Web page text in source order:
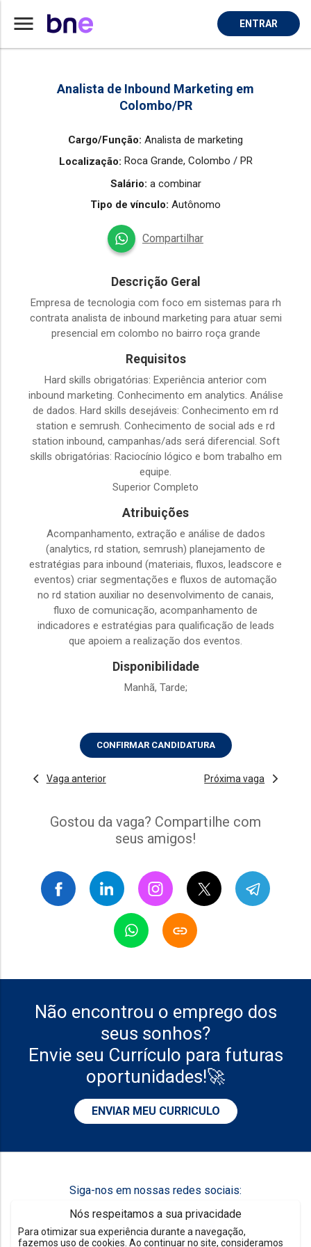
menu ENTRAR
Home Vaga de Analista De Marketing em Colombo
Nós respeitamos a sua privacidade
Para otimizar sua experiência durante a navegação,
fazemos uso de cookies. Ao continuar no site, consideramos
Analista de Inbound Marketing em
Colombo/PR
Cargo/Função: Analista de marketing
Localização: Roca Grande, Colombo / PR
Salário: a combinar
Tipo de vínculo: Autônomo
Compartilhar
Descrição Geral
Empresa de tecnologia com foco em sistemas para rh
contrata analista de inbound marketing para atuar semi
presencial em colombo no bairro roça grande
Requisitos
Hard skills obrigatórias: Experiência anterior com
inbound marketing. Conhecimento em analytics. Análise
de dados. Hard skills desejáveis: Conhecimento em rd
station e semrush. Conhecimento de social ads e rd
station inbound, campanhas/ads será diferencial. Soft
skills obrigatórias: Raciocínio lógico e bom trabalho em
equipe.
Superior Completo
Atribuições
Acompanhamento, extração e análise de dados
(analytics, rd station, semrush) planejamento de
estratégias para inbound (materiais, fluxos, leadscore e
eventos) criar segmentações e fluxos de automação
no rd station auxiliar no desenvolvimento de canais,
fluxo de comunicação, acompanhamento de
indicadores e estratégias para qualificação de leads
que apoiem a realização dos eventos.
Disponibilidade
Manhã, Tarde;
CONFIRMAR CANDIDATURA
Vaga anterior Próxima vaga
Gostou da vaga? Compartilhe com
seus amigos!
Não encontrou o emprego dos
seus sonhos?
Envie seu Currículo para futuras
oportunidades!🚀
ENVIAR MEU CURRICULO
Siga-nos em nossas redes sociais: